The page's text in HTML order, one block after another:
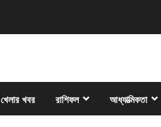
খেলার খবর রাশিফল আধ্যাত্মিকতা